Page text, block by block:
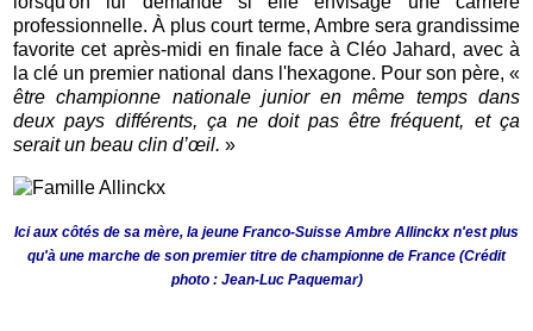
professionnelle. À plus court terme, Ambre sera grandissime
favorite cet après-midi en finale face à Cléo Jahard, avec à
la clé un premier national dans l'hexagone. Pour son père, «
être championne nationale junior en même temps dans
deux pays différents, ça ne doit pas être fréquent, et ça
serait un beau clin d’œil. »
Ici aux côtés de sa mère, la jeune Franco-Suisse Ambre Allinckx n'est plus
qu'à une marche de son premier titre de championne de France (Crédit
photo : Jean-Luc Paquemar)